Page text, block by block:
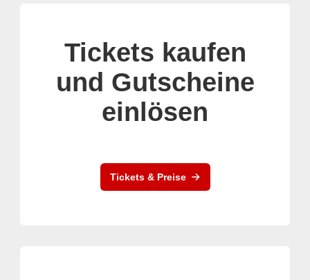
Tickets kaufen
und Gutscheine
einlösen
Tickets & Preise